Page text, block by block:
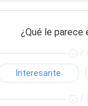
¿Qué le
/
Interesante
/